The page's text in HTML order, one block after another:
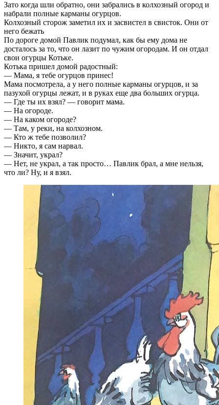
Зато когда шли обратно, они забрались в колхозный огород и
набрали полные карманы огурцов.
Колхозный сторож заметил их и засвистел в свисток. Они от
него бежать
По дороге домой Павлик подумал, как бы ему дома не
досталось за то, что он лазит по чужим огородам. И он отдал
свои огурцы Котьке.
Котька пришел домой радостный:
— Мама, я тебе огурцов принес!
Мама посмотрела, а у него полные карманы огурцов, и за
пазухой огурцы лежат, и в руках еще два больших огурца.
— Где ты их взял? — говорит мама.
— На огороде.
— На каком огороде?
— Там, у реки, на колхозном.
— Кто ж тебе позволил?
— Никто, я сам нарвал.
— Значит, украл?
— Нет, не украл, а так просто… Павлик брал, а мне нельзя,
что ли? Ну, и я взял.